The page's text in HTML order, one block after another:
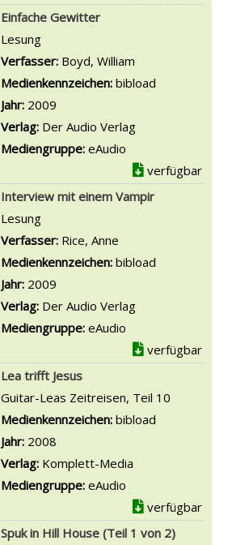
Einfache Gewitter
Lesung
Verfasser: Boyd, William
Medienkennzeichen: bibload
Jahr: 2009
Verlag: Der Audio Verlag
Mediengruppe: eAudio
verfügbar
Interview mit einem Vampir
Lesung
Verfasser: Rice, Anne
Medienkennzeichen: bibload
Jahr: 2009
Verlag: Der Audio Verlag
Mediengruppe: eAudio
verfügbar
Lea trifft Jesus
Guitar-Leas Zeitreisen, Teil 10
Suche nach diesem Verfasser
Medienkennzeichen: bibload
Jahr: 2008
Verlag: Komplett-Media
Mediengruppe: eAudio
verfügbar
Spuk in Hill House (Teil 1 von 2)